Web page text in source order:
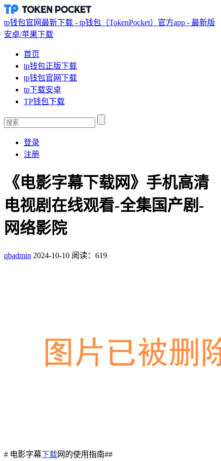
tp钱包官网最新下载 - tp钱包（TokenPocket）官方app - 最新版
安卓/苹果下载
首页
tp钱包正版下载
tp钱包官网下载
tp下载安卓
TP钱包下载
登录
注册
《电影字幕下载网》手机高清
电视剧在线观看-全集国产剧-
网络影院
qbadmin 2024-10-10 阅读：619
# 电影字幕下载网的使用指南##